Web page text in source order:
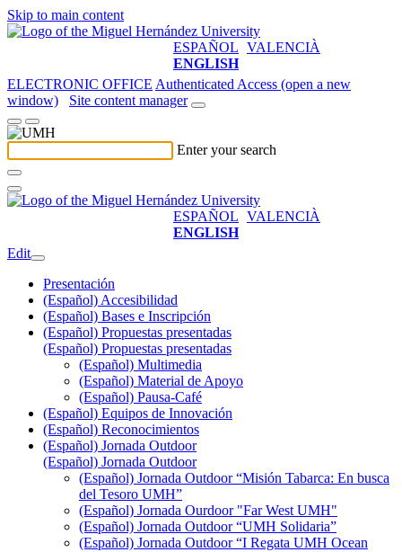
Skip to main content
ESPAÑOL VALENCIÀ
ENGLISH
ELECTRONIC OFFICE Authenticated Access (open a new
window)
Site content manager
Enter your search
ESPAÑOL VALENCIÀ
ENGLISH
Edit
Presentación
(Español) Accesibilidad
(Español) Bases e Inscripción
(Español) Propuestas presentadas
(Español) Propuestas presentadas
(Español) Multimedia
(Español) Material de Apoyo
(Español) Pausa-Café
(Español) Equipos de Innovación
(Español) Reconocimientos
(Español) Jornada Outdoor
(Español) Jornada Outdoor
(Español) Jornada Outdoor “Misión Tabarca: En busca
del Tesoro UMH”
(Español) Jornada Ourdoor "Far West UMH"
(Español) Jornada Outdoor “UMH Solidaria”
(Español) Jornada Outdoor “I Regata UMH Ocean